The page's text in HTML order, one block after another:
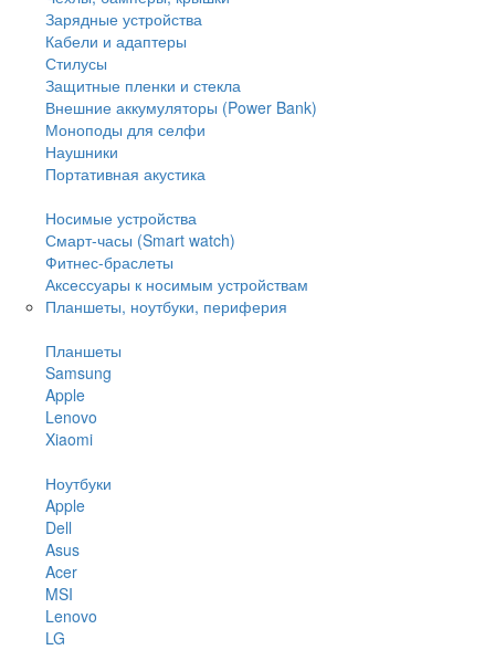
Зарядные устройства
Кабели и адаптеры
Стилусы
Защитные пленки и стекла
Внешние аккумуляторы (Power Bank)
Моноподы для селфи
Наушники
Портативная акустика
Носимые устройства
Смарт-часы (Smart watch)
Фитнес-браслеты
Аксессуары к носимым устройствам
Планшеты, ноутбуки, периферия
Планшеты
Samsung
Apple
Lenovo
Xiaomi
Ноутбуки
Apple
Dell
Asus
Acer
MSI
Lenovo
LG